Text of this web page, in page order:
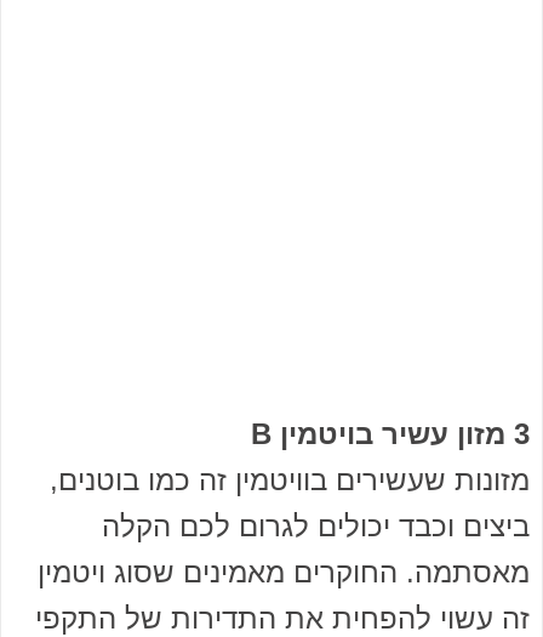
3 מזון עשיר בויטמין B
מזונות שעשירים בוויטמין זה כמו בוטנים,
ביצים וכבד יכולים לגרום לכם הקלה
מאסתמה. החוקרים מאמינים שסוג ויטמין
זה עשוי להפחית את התדירות של התקפי